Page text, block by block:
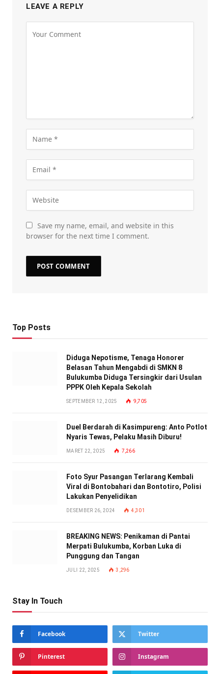
LEAVE A REPLY
Save my name, email, and website in this
browser for the next time I comment.
Top Posts
Diduga Nepotisme, Tenaga Honorer
Belasan Tahun Mengabdi di SMKN 8
Bulukumba Diduga Tersingkir dari Usulan
PPPK Oleh Kepala Sekolah
SEPTEMBER 12, 2025 9,705
Duel Berdarah di Kasimpureng: Anto Potlot
Nyaris Tewas, Pelaku Masih Diburu!
MARET 22, 2025 7,266
Foto Syur Pasangan Terlarang Kembali
Viral di Bontobahari dan Bontotiro, Polisi
Lakukan Penyelidikan
DESEMBER 26, 2024 4,301
BREAKING NEWS: Penikaman di Pantai
Merpati Bulukumba, Korban Luka di
Punggung dan Tangan
JULI 22, 2025 3,296
Stay In Touch
Facebook Twitter
Pinterest Instagram